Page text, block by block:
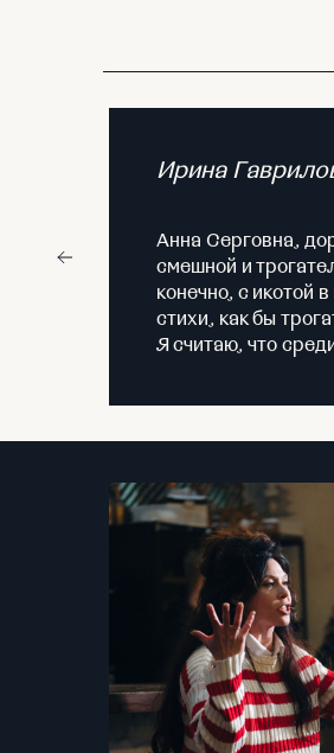
Ирина
Анна Серговна,
смешной и
конечно, с икотой
стихи, как бы
Я считаю, что